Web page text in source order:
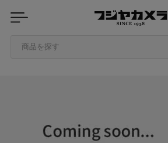
商品を探す